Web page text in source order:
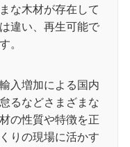
な木材が存在して
違い、再生可能で
。
入増加による国内
るなどさまざまな
の性質や特徴を正
りの現場に活かす